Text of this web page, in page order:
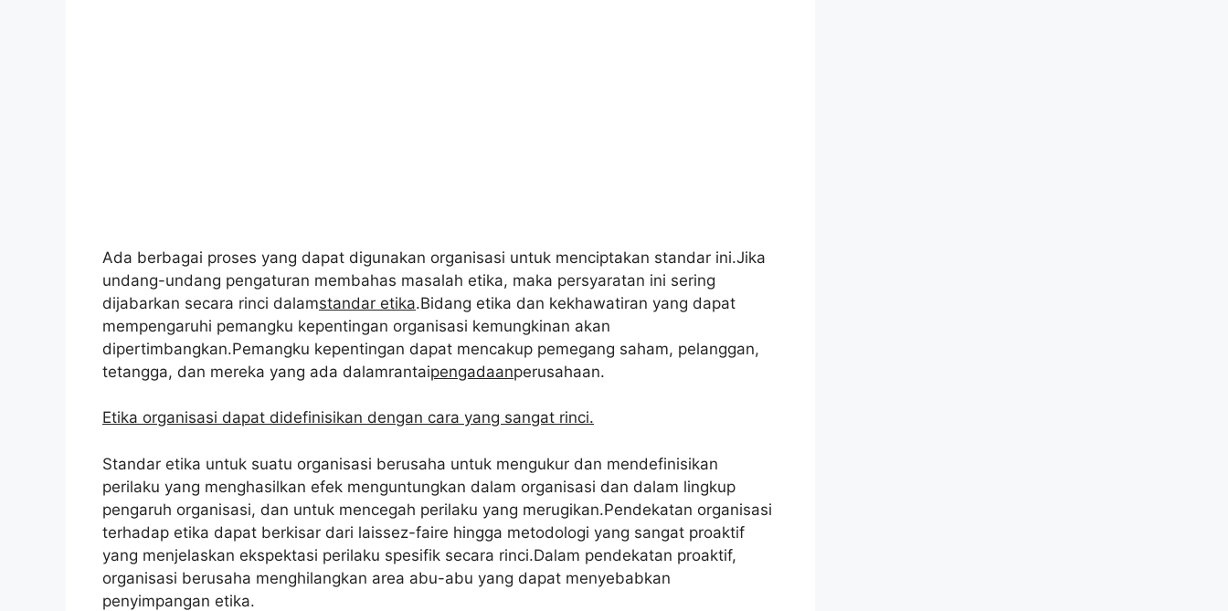
Ada berbagai proses yang dapat digunakan organisasi untuk menciptakan standar ini.Jika
undang-undang pengaturan membahas masalah etika, maka persyaratan ini sering
dijabarkan secara rinci dalamstandar etika.Bidang etika dan kekhawatiran yang dapat
mempengaruhi pemangku kepentingan organisasi kemungkinan akan
dipertimbangkan.Pemangku kepentingan dapat mencakup pemegang saham, pelanggan,
tetangga, dan mereka yang ada dalamrantaipengadaanperusahaan.
Etika organisasi dapat didefinisikan dengan cara yang sangat rinci.
Standar etika untuk suatu organisasi berusaha untuk mengukur dan mendefinisikan
perilaku yang menghasilkan efek menguntungkan dalam organisasi dan dalam lingkup
pengaruh organisasi, dan untuk mencegah perilaku yang merugikan.Pendekatan organisasi
terhadap etika dapat berkisar dari laissez-faire hingga metodologi yang sangat proaktif
yang menjelaskan ekspektasi perilaku spesifik secara rinci.Dalam pendekatan proaktif,
organisasi berusaha menghilangkan area abu-abu yang dapat menyebabkan
penyimpangan etika.